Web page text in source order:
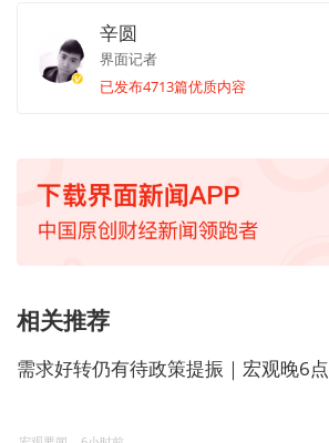
辛圆
界面记者
已发布4713篇优质内容
相关推荐
需求好转仍有待政策提振｜宏观晚6点